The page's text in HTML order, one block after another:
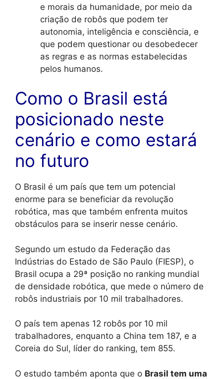
e morais da humanidade, por meio da
criação de robôs que podem ter
autonomia, inteligência e consciência, e
que podem questionar ou desobedecer
as regras e as normas estabelecidas
pelos humanos.
Como o Brasil está
posicionado neste
cenário e como estará
no futuro
O Brasil é um país que tem um potencial
enorme para se beneficiar da revolução
robótica, mas que também enfrenta muitos
obstáculos para se inserir nesse cenário.
Segundo um estudo da Federação das
Indústrias do Estado de São Paulo (FIESP), o
Brasil ocupa a 29ª posição no ranking mundial
de densidade robótica, que mede o número de
robôs industriais por 10 mil trabalhadores.
O país tem apenas 12 robôs por 10 mil
trabalhadores, enquanto a China tem 187, e a
Coreia do Sul, líder do ranking, tem 855.
O estudo também aponta que o Brasil tem uma